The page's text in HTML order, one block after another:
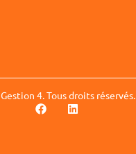
4. Tous droits réservés.